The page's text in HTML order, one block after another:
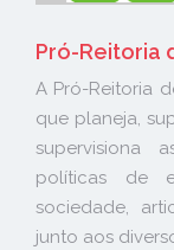
Pró-Reitoria
A Pró-Reitoria
que planeja,
supervisiona
políticas de
sociedade,
junto aos